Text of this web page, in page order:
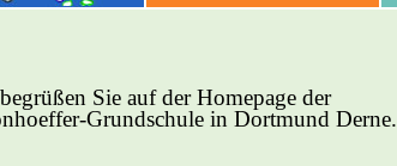
Sie auf der Homepage der
Grundschule in Dortmund Derne.